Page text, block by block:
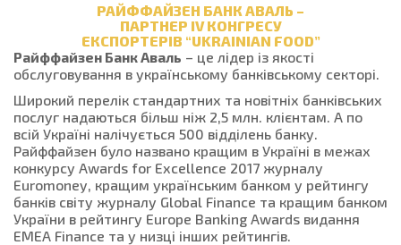
РАЙФФАЙЗЕН БАНК АВАЛЬ –
ПАРТНЕР IV КОНГРЕСУ
ЕКСПОРТЕРІВ “UKRAINIAN FOOD”
Райффайзен Банк Аваль – це лідер із якості
обслуговування в українському банківському секторі.
Широкий перелік стандартних та новітніх банківських
послуг надаються більш ніж 2,5 млн. клієнтам. А по
всій Україні налічується 500 відділень банку.
Райффайзен було названо кращим в Україні в межах
конкурсу Awards for Excellence 2017 журналу
Euromoney, кращим українським банком у рейтингу
банків світу журналу Global Finance та кращим банком
України в рейтингу Europe Banking Awards видання
EMEA Finance та у низці інших рейтингів.